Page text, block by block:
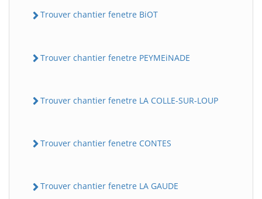
Trouver chantier fenetre BiOT
Trouver chantier fenetre PEYMEiNADE
Trouver chantier fenetre LA COLLE-SUR-LOUP
Trouver chantier fenetre CONTES
Trouver chantier fenetre LA GAUDE